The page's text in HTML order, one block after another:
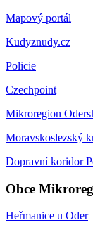
Mapový portál
Kudyznudy.cz
Policie
Czechpoint
Mikroregion
Moravskoslezský
Dopravní koridor
Obce
Heřmanice u Oder